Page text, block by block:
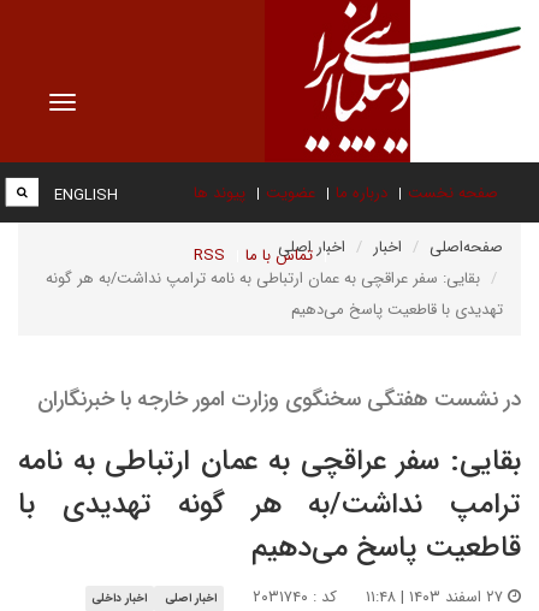
Toggle
صفحه نخست درباره ما عضویت پیوند ها
تماس با ما RSS
ENGLISH
صفحه‌اصلی اخبار
اخبار اصلی
بقایی: سفر عراقچی به عمان ارتباطی به نامه ترامپ نداشت/به هر گونه
تهدیدی با قاطعیت پاسخ می‌دهیم
در نشست هفتگی سخنگوی وزارت امور خارجه با خبرنگاران
بقایی: سفر عراقچی به عمان ارتباطی به نامه
ترامپ نداشت/به هر گونه تهدیدی با
قاطعیت پاسخ می‌دهیم
کد : ۲۰۳۱۷۴۰ اخبار اصلی اخبار داخلی